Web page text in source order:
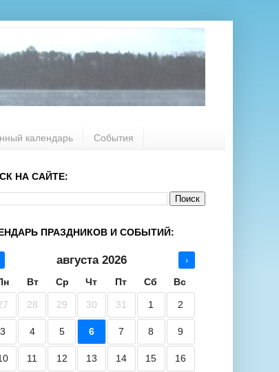
календарь События
НА САЙТЕ:
ПРАЗДНИКОВ И СОБЫТИЙ:
августа 2026 ›
Вт Ср Чт Пт Сб Вс
28 29 30 31 1 2
3 4 5 6 7 8 9
11 12 13 14 15 16